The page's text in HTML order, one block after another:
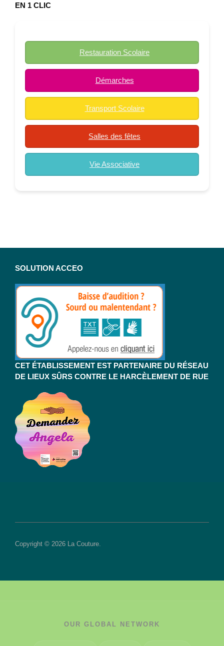
EN 1 CLIC
Restauration Scolaire
Démarches
Transport Scolaire
Salles des fêtes
Vie Associative
SOLUTION ACCEO
CET ÉTABLISSEMENT EST PARTENAIRE DU RÉSEAU
DE LIEUX SÛRS CONTRE LE HARCÈLEMENT DE RUE
Copyright © 2026 La Couture.
OUR GLOBAL NETWORK